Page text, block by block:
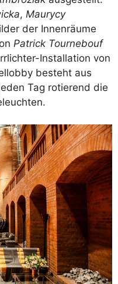
, Maurycy
der Innenräume
Patrick Tournebouf
Installation von
besteht aus
Tag rotierend die